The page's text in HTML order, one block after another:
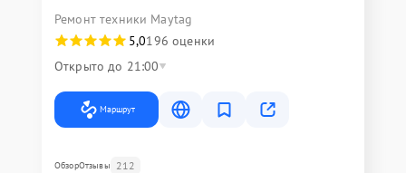
Ремонт техники Maytag
5,0196 оценки
Открыто до 21:00
Маршрут
ОбзорОтзывы 212